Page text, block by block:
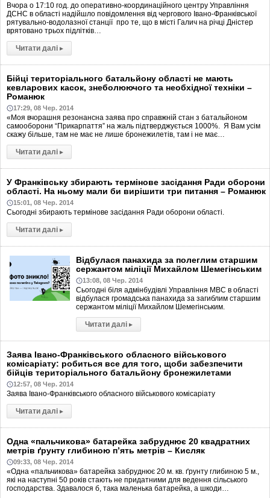
Вчора о 17:10 год. до оперативно-координаційного центру Управління
ДСНС в області надійшло повідомлення від чергового Івано-Франківської
рятувально-водолазної станції про те, що в місті Галич на річці Дністер
врятовано трьох підлітків…
Читати далі ▸
Бійці територіального батальйону області не мають
кевларових касок, знеболюючого та необхідної техніки –
Романюк
17:29, 08 Чер. 2014
«Моя вчорашня резонансна заява про справжній стан з батальйоном
самооборони “Прикарпаття” на жаль підтверджується 1000%. Я Вам усім
скажу більше, там не має не лише бронежилетів, там і не має…
Читати далі ▸
У Франківську збирають термінове засідання Ради оборони
області. На ньому мали би вирішити три питання – Романюк
15:01, 08 Чер. 2014
Сьогодні збирають термінове засідання Ради оборони області.
Читати далі ▸
Відбулася панахида за полеглим старшим
сержантом міліції Михайлом Шемегінським
13:08, 08 Чер. 2014
Сьогодні біля адмінбудівлі Управління МВС в області
відбулася громадська панахида за загиблим старшим
сержантом міліції Михайлом Шемегінським.
Читати далі ▸
Заява Івано-Франківського обласного військового
комісаріату: робиться все для того, щоби забезпечити
бійців територіального батальйону бронежилетами
12:57, 08 Чер. 2014
Заява Івано-Франківського обласного військового комісаріату
Читати далі ▸
Одна «пальчикова» батарейка забруднює 20 квадратних
метрів ґрунту глибиною п’ять метрів – Кисляк
09:33, 08 Чер. 2014
«Одна «пальчикова» батарейка забруднює 20 м. кв. ґрунту глибиною 5 м.,
які на наступні 50 років стають не придатними для ведення сільського
господарства. Здавалося б, така маленька батарейка, а шкоди…